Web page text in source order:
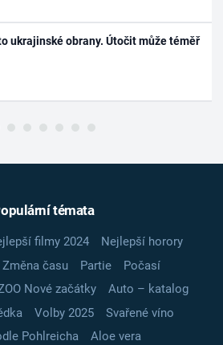
ukrajinské obrany. Útočit může téměř
témata
filmy 2024
Nejlepší horory
Změna času Partie
Počasí
Nové začátky
Auto – katalog
Volby 2025
Svařené víno
Pohlreicha
Aloe vera